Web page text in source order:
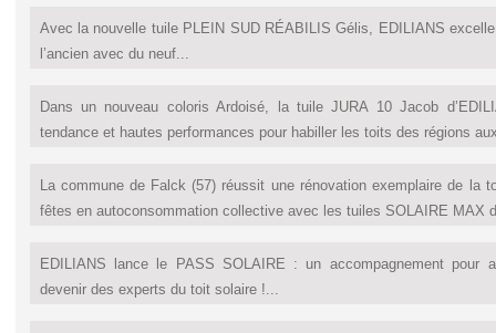
Avec la nouvelle tuile PLEIN SUD RÉABILIS Gélis, EDILIANS
l’ancien avec du neuf...
Dans un nouveau coloris Ardoisé, la tuile JURA 10 Jacob
tendance et hautes performances pour habiller les toits des régions
La commune de Falck (57) réussit une rénovation exemplaire de la
fêtes en autoconsommation collective avec les tuiles SOLAIRE MAX
EDILIANS lance le PASS SOLAIRE : un accompagnement pour
devenir des experts du toit solaire !...